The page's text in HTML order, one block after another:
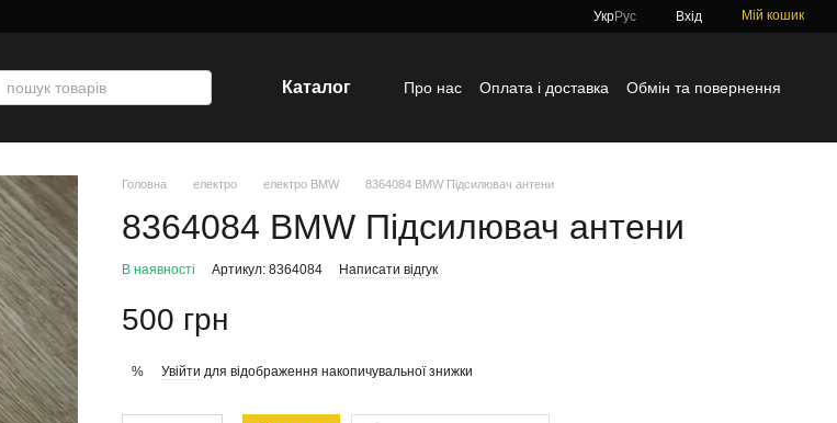
УкрРус Вхід Мій кошик
Каталог Про нас Оплата і доставка
Обмін та повернення
Головна електро електро BMW 8364084 BMW Підсилювач антени
8364084 BMW Підсилювач антени
В наявності Артикул: 8364084 Написати відгук
500 грн
% Увійти для відображення накопичувальної знижки